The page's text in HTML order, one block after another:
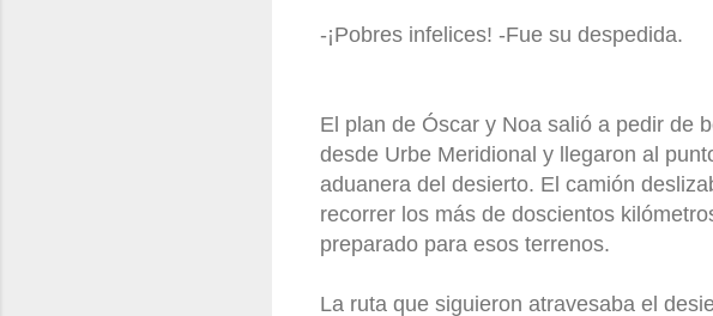
-¡Pobres infelices! -Fue su despedida.
El plan de Óscar y Noa salió a pedir de
desde Urbe Meridional y llegaron al
aduanera del desierto. El camión
recorrer los más de doscientos
preparado para esos terrenos.
La ruta que siguieron atravesaba el